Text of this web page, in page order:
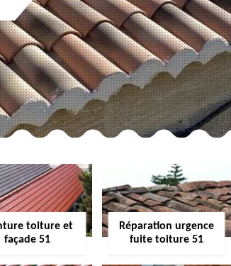
toiture et
façade 51
Réparation urgence
fuite toiture 51